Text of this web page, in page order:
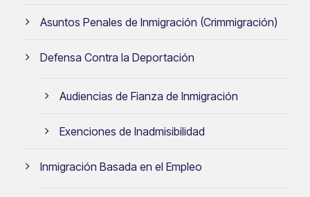
Asuntos Penales de Inmigración (Crimmigración)
Defensa Contra la Deportación
Audiencias de Fianza de Inmigración
Exenciones de Inadmisibilidad
Inmigración Basada en el Empleo